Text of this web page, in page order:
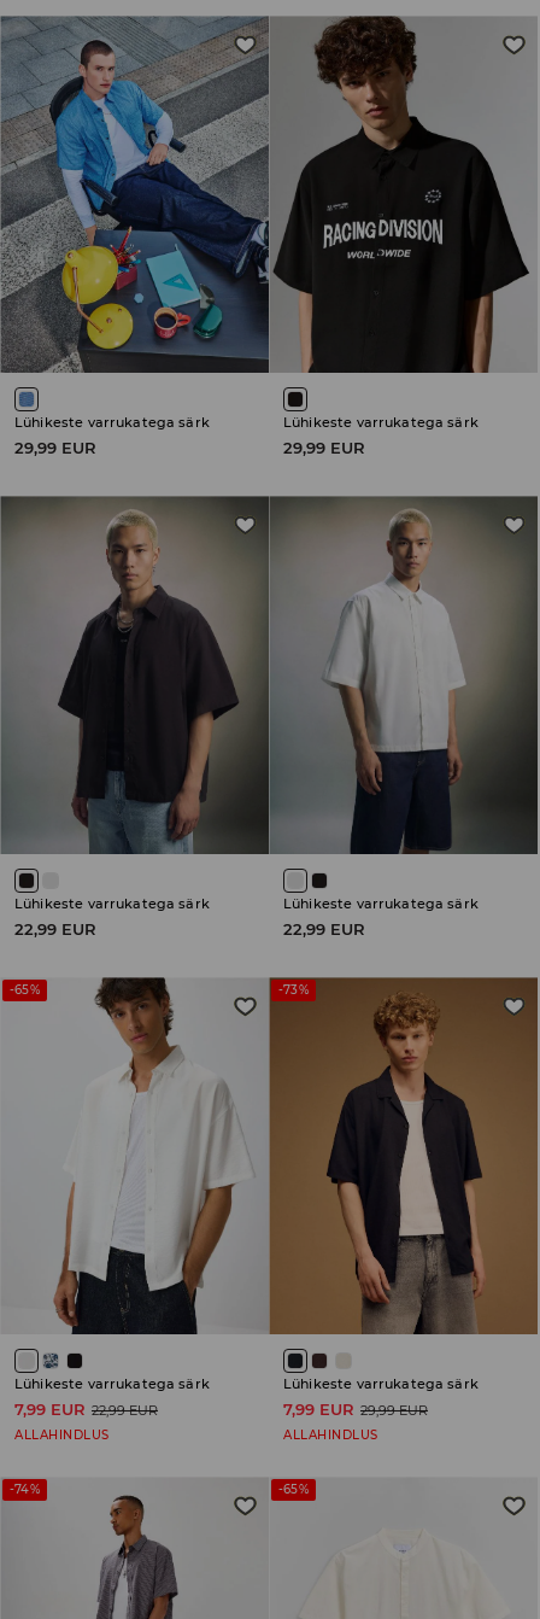
Lühikeste varrukatega särk
29,99 EUR
Lühikeste varrukatega särk
29,99 EUR
Lühikeste varrukatega särk
22,99 EUR
Lühikeste varrukatega särk
22,99 EUR
-65%
Lühikeste varrukatega särk
7,99 EUR 22,99 EUR
ALLAHINDLUS
-73%
Lühikeste varrukatega särk
7,99 EUR 29,99 EUR
ALLAHINDLUS
-74% -65%